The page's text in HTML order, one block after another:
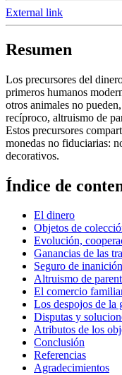
External link
Resumen
Los precursores del
primeros humanos
otros animales no
recíproco, altruismo de
Estos precursores
monedas no fiduciarias:
decorativos.
Índice de
El dinero
Objetos de
Evolución,
Ganancias de las
Seguro de inanición
Altruismo de
El comercio
Los despojos de la
Disputas y
Atributos de los
Conclusión
Referencias
Agradecimientos